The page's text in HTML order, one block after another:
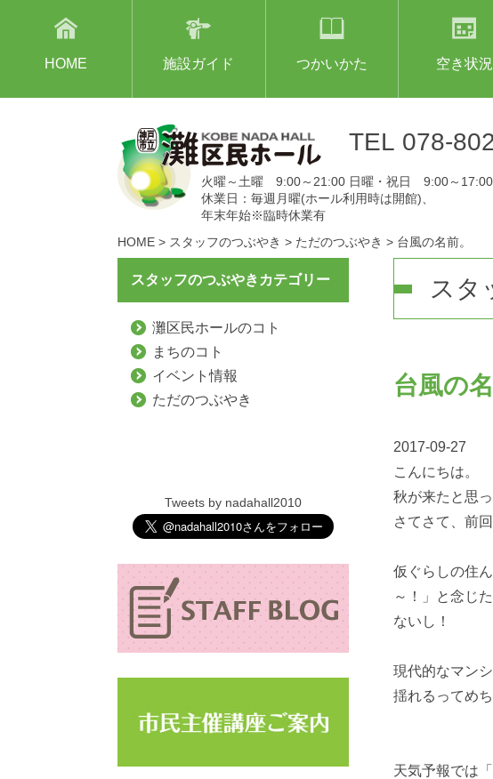
HOME 施設ガイド つかいかた 空き状況
TEL 078-
火曜～土曜 9:00～21:00 日曜・祝日 9:00～17:00
休業日：毎週月曜(ホール利用時は開館)、
年末年始※臨時休業有
HOME > スタッフのつぶやき > ただのつぶやき > 台風の名前。
スタ
台風の名
2017-09-27
こんにちは。
秋が来たと思
さてさて、前
仮ぐらしの住
～！」と念じ
ないし！
現代的なマン
揺れるってめ
天気予報では
スタッフのつぶやきカテゴリー
灘区民ホールのコト
まちのコト
イベント情報
ただのつぶやき
Tweets by nadahall2010